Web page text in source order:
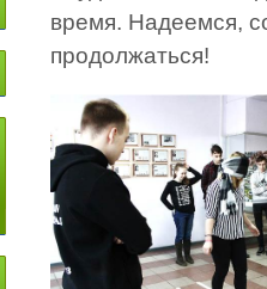
время. Надеемся,
продолжаться!